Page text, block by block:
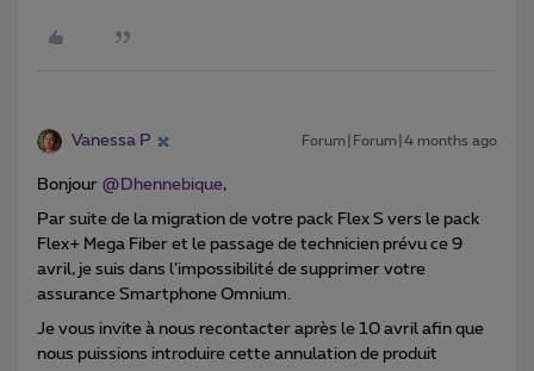
Vanessa P Forum|Forum|4 months ago
Bonjour ​ @Dhennebique,
Par suite de la migration de votre pack Flex S vers le pack
Flex+ Mega Fiber et le passage de technicien prévu ce 9
avril, je suis dans l’impossibilité de supprimer votre
assurance Smartphone Omnium.
Je vous invite à nous recontacter après le 10 avril afin que
nous puissions introduire cette annulation de produit